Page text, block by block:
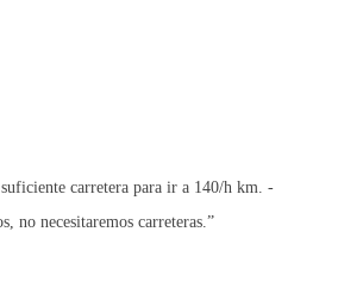
carretera para ir a 140/h km. -
no necesitaremos carreteras.”